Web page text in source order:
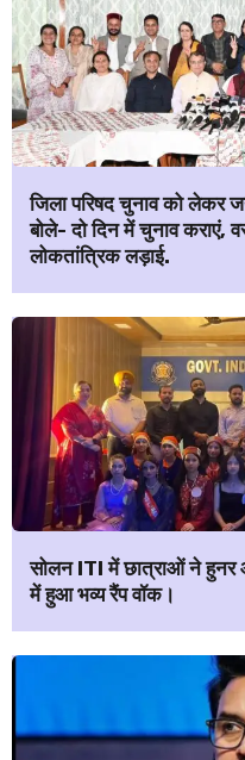
जिला परिषद चुनाव को लेकर
बोले- दो दिन में चुनाव कराएं,
लोकतांत्रिक लड़ाई.
सोलन ITI में छात्राओं ने हुनर
में हुआ भव्य रैंप वॉक।